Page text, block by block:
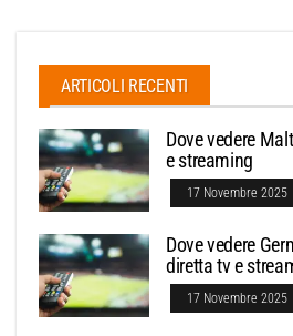
ARTICOLI RECENTI
Dove vedere
e streaming
17 Novembre 2025
Dove vedere
diretta tv e
17 Novembre 2025